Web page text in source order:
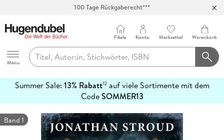
Abholung in über 100 Filialen
Hugendubel
Menu
Filiale Konto Merkzettel Warenkorb
Summer Sale: 13% Rabatt12auf viele Sortimente mit dem
CodeSOMMER13
erfahren
Band 1